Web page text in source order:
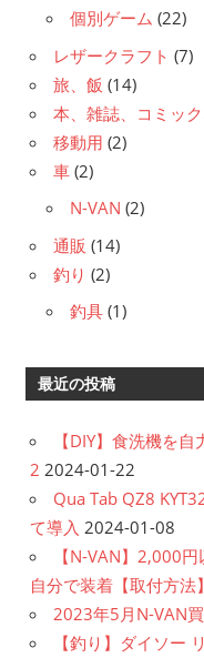
個別ゲーム (22)
レザークラフト (7)
旅、飯 (14)
本、雑誌、コミッ
移動用 (2)
車 (2)
N-VAN (2)
通販 (14)
釣り (2)
釣具 (1)
最近の投稿
【DIY】食洗機を
2 2024-01-22
Qua Tab QZ8
て導入 2024-01-08
【N-VAN】2,000
自分で装着【取付方法】
2023年5月N-VAN
【釣り】ダイソー